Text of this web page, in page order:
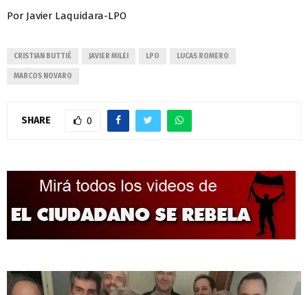
Por Javier Laquidara-LPO
CRISTIAN BUTTIÉ JAVIER MILEI LPO LUCAS ROMERO
MARCOS NOVARO
SHARE 0